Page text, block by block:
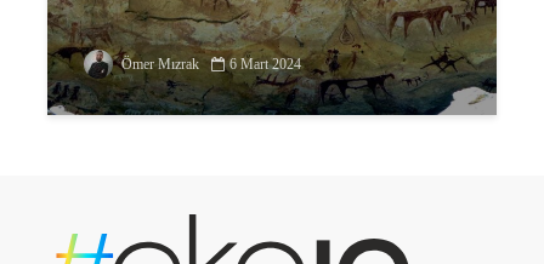
Ömer Mızrak 6 Mart 2024